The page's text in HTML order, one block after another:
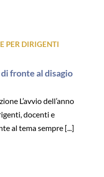
PER DIRIGENTI
fronte al disagio
L’avvio dell’anno
docenti e
al tema sempre [...]